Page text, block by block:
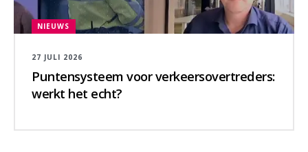
Puntensysteem voor verkeersovertreders:
werkt het echt?
27 JULI 2026
NIEUWS